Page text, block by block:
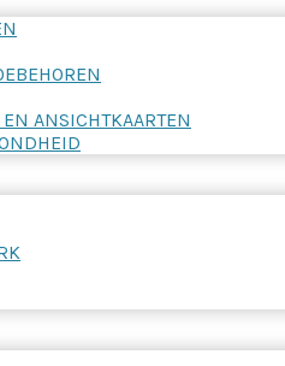
ANSICHTKAARTEN